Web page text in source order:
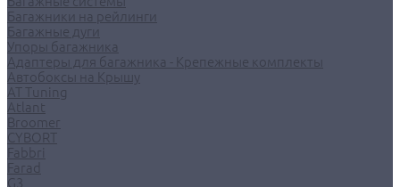
Багажники на рейлинги
Багажные дуги
Упоры багажника
Адаптеры для багажника - Крепежные комплекты
Автобоксы на Крышу
AT Tuning
Atlant
Broomer
CYBORT
Fabbri
Farad
G3